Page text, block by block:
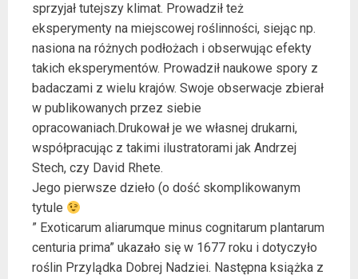
sprzyjał tutejszy klimat. Prowadził też
eksperymenty na miejscowej roślinności, siejąc np.
nasiona na różnych podłożach i obserwując efekty
takich eksperymentów. Prowadził naukowe spory z
badaczami z wielu krajów. Swoje obserwacje zbierał
w publikowanych przez siebie
opracowaniach.Drukował je we własnej drukarni,
współpracując z takimi ilustratorami jak Andrzej
Stech, czy David Rhete.
Jego pierwsze dzieło (o dość skomplikowanym
tytule
” Exoticarum aliarumque minus cognitarum plantarum
centuria prima” ukazało się w 1677 roku i dotyczyło
roślin Przylądka Dobrej Nadziei. Następna książka z